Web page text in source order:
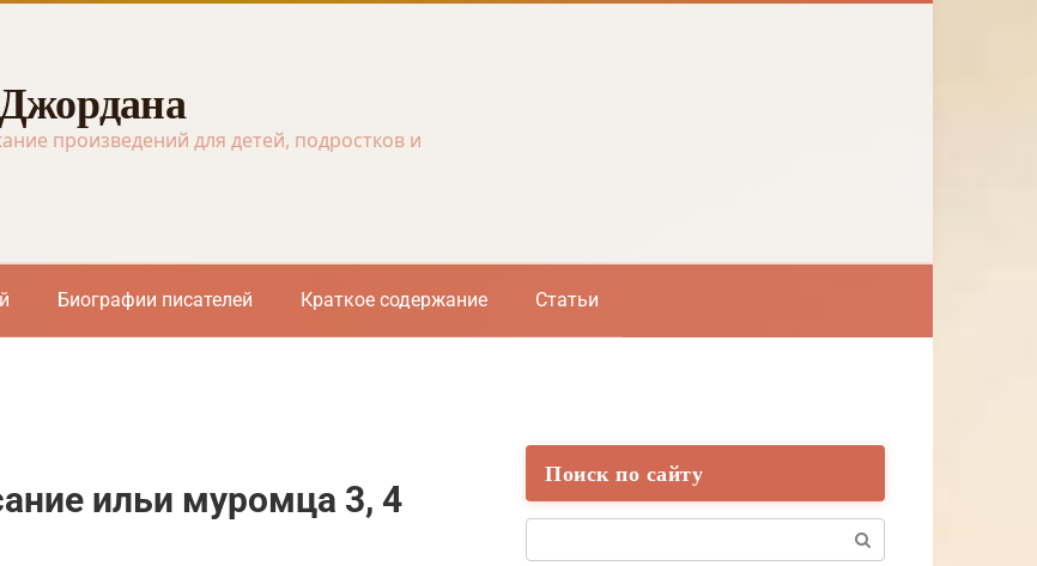
произведений для детей, подростков и
Биографии писателей Краткое содержание Статьи
ильи муромца 3, 4
Поиск по сайту